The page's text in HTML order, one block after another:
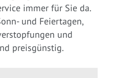
immer für Sie da.
und Feiertagen,
und
preisgünstig.